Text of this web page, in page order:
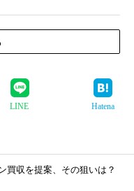
LINE Hatena
買収を提案、その狙いは？